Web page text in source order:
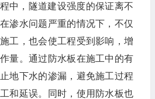
中，隧道建设强度的保证离不
渗水问题严重的情况下，不仅
工，也会使工程受到影响，增
量。通过防水板在施工中的有
地下水的渗漏，避免施工过程
和延误。同时，使用防水板也